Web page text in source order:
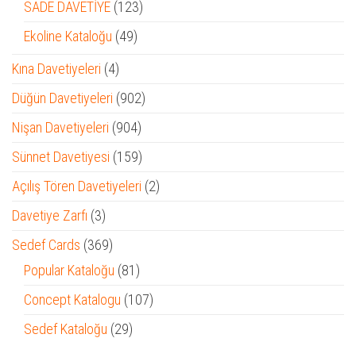
SADE DAVETİYE 123123
Ekoline Kataloğu 4949
Kına Davetiyeleri 44
ürün
Düğün Davetiyeleri 902902
Nişan Davetiyeleri 904904
ürün
Sünnet Davetiyesi 159159
ürün
Açılış Tören Davetiyeleri 22
Davetiye Zarfı 33
ürün
Sedef Cards 369369
ürün
Popular Kataloğu 8181
ürün
Concept Katalogu 107107
Sedef Kataloğu 2929